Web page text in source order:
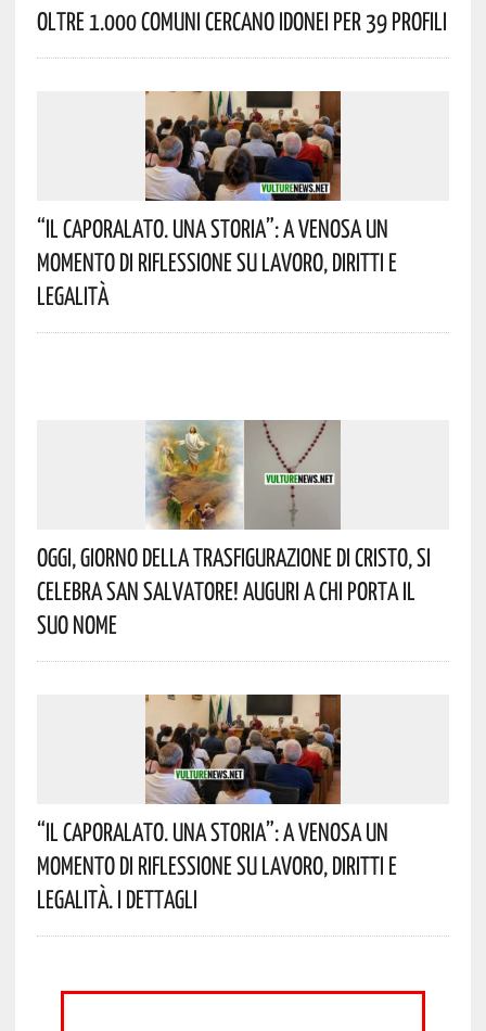
Oltre 1.000 Comuni Cercano Idonei Per 39 Profili
“Il Caporalato. Una Storia”: A Venosa Un
Momento Di Riflessione Su Lavoro, Diritti E
Legalità
Oggi, Giorno Della Trasfigurazione Di Cristo, Si
Celebra San Salvatore! Auguri A Chi Porta Il
Suo Nome
“Il Caporalato. Una Storia”: A Venosa Un
Momento Di Riflessione Su Lavoro, Diritti E
Legalità. I Dettagli